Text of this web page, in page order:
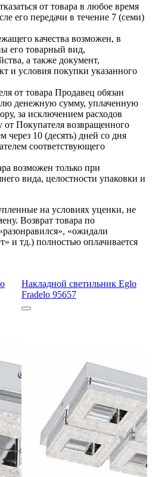
от товара в любое время
его передачи в течение 7 (семи)
качества возможен, в
его товарный вид,
а также документ,
и условия покупки указанного
от товара Продавец обязан
денежную сумму, уплаченную
за исключением расходов
от Покупателя возвращенного
через 10 (десять) дней со дня
соответствующего
возможен только при
вида, целостности упаковки и
на условиях уценки, не
Возврат товара по
«ожидали
и тд.) полностью оплачивается
Накладной светильник Eglo
Fradelo 95657